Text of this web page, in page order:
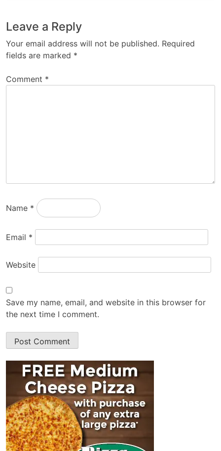
Leave a Reply
Your email address will not be published. Required
fields are marked *
Comment *
Name *
Email *
Website
Save my name, email, and website in this browser for
the next time I comment.